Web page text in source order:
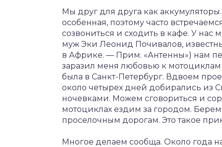
Мы друг для друга как
особенная, поэтому часто
созвониться и сходить в кафе. У
муж Эки Леонид Почивалов,
в Африке. — Прим. «Антенны») нам
заразил меня любовью к
была в Санкт-Петербург. Вдвоем
около четырех дней добирались из
ночевками. Можем сговориться и
мотоциклах ездим за городом.
проселочным дорогам. Это такое
Многое делаем сообща. Около года